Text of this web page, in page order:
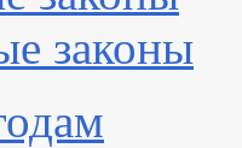
законы